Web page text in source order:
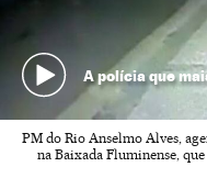
A polícia que
PM do Rio Anselmo Alves,
na Baixada Fluminense,